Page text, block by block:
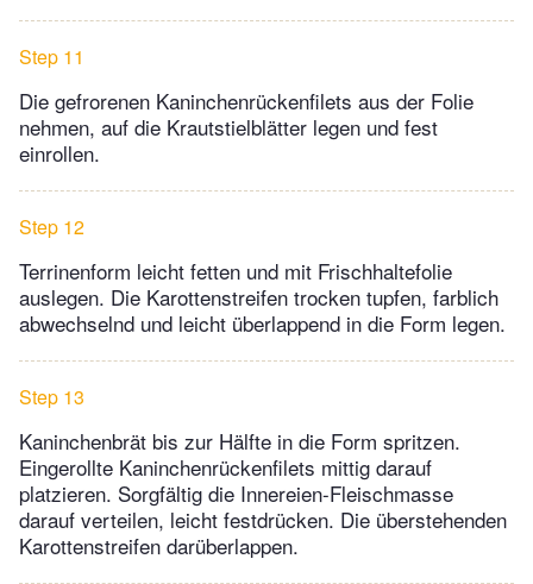
Step 11
Die gefrorenen Kaninchenrückenfilets aus der Folie
nehmen, auf die Krautstielblätter legen und fest
einrollen.
Step 12
Terrinenform leicht fetten und mit Frischhaltefolie
auslegen. Die Karottenstreifen trocken tupfen, farblich
abwechselnd und leicht überlappend in die Form legen.
Step 13
Kaninchenbrät bis zur Hälfte in die Form spritzen.
Eingerollte Kaninchenrückenfilets mittig darauf
platzieren. Sorgfältig die Innereien-Fleischmasse
darauf verteilen, leicht festdrücken. Die überstehenden
Karottenstreifen darüberlappen.